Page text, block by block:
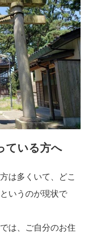
ている方へ
は多くいて、どこ
いうのが現状で
は、ご自分のお住